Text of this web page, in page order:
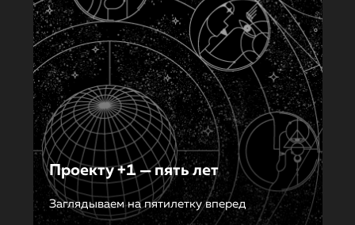
Проекту +1 — пять лет
Заглядываем на пятилетку вперед